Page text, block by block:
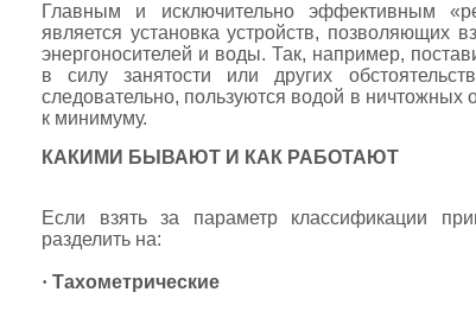
Главным и исключительно эффективным
является установка устройств, позволяющих
энергоносителей и воды. Так, например,
в силу занятости или других
следовательно, пользуются водой в ничтожных
к минимуму.
КАКИМИ БЫВАЮТ И КАК РАБОТАЮТ
Если взять за параметр классификации
разделить на:
· Тахометрические